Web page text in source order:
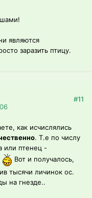
являются
заразить птицу.
#11
как исчислялись
. Т.е по числу
или птенец -
Вот и получалось,
тысячи личинок ос.
на гнезде..